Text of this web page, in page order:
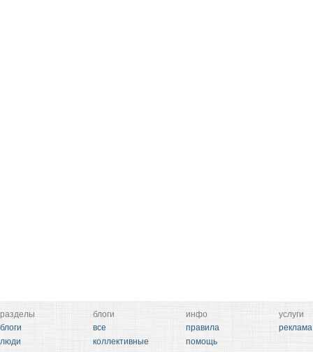
разделы
блоги
люди
блоги
все
коллективные
инфо
правила
помощь
услуги
реклама